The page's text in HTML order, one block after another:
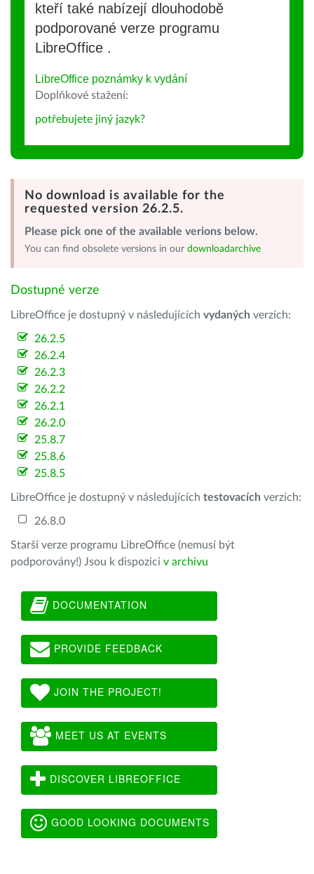
kteří také nabízejí dlouhodobě
podporované verze programu
LibreOffice .
LibreOffice poznámky k vydání
Doplňkové stažení:
potřebujete jiný jazyk?
No download is available for the
requested version 26.2.5.
Please pick one of the available verions below.
You can find obsolete versions in our downloadarchive
Dostupné verze
LibreOffice je dostupný v následujících vydaných verzích:
26.2.5
26.2.4
26.2.3
26.2.2
26.2.1
26.2.0
25.8.7
25.8.6
25.8.5
LibreOffice je dostupný v následujících testovacích verzích:
26.8.0
Starší verze programu LibreOffice (nemusí být
podporovány!) Jsou k dispozici v archivu
DOCUMENTATION
PROVIDE FEEDBACK
JOIN THE PROJECT!
MEET US AT EVENTS
DISCOVER LIBREOFFICE
GOOD LOOKING DOCUMENTS